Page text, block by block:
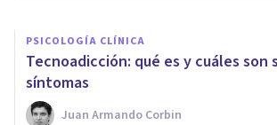
PSICOLOGÍA CLÍNICA
Tecnoadicción: qué es y cuáles son
síntomas
Juan Armando Corbin